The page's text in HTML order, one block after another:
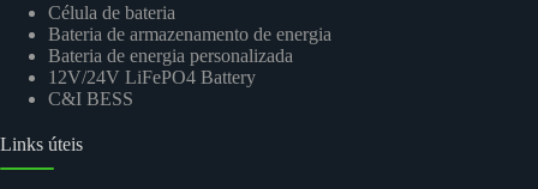
Célula de bateria
Bateria de armazenamento de energia
Bateria de energia personalizada
12V/24V LiFePO4 Battery
C&I BESS
Links úteis